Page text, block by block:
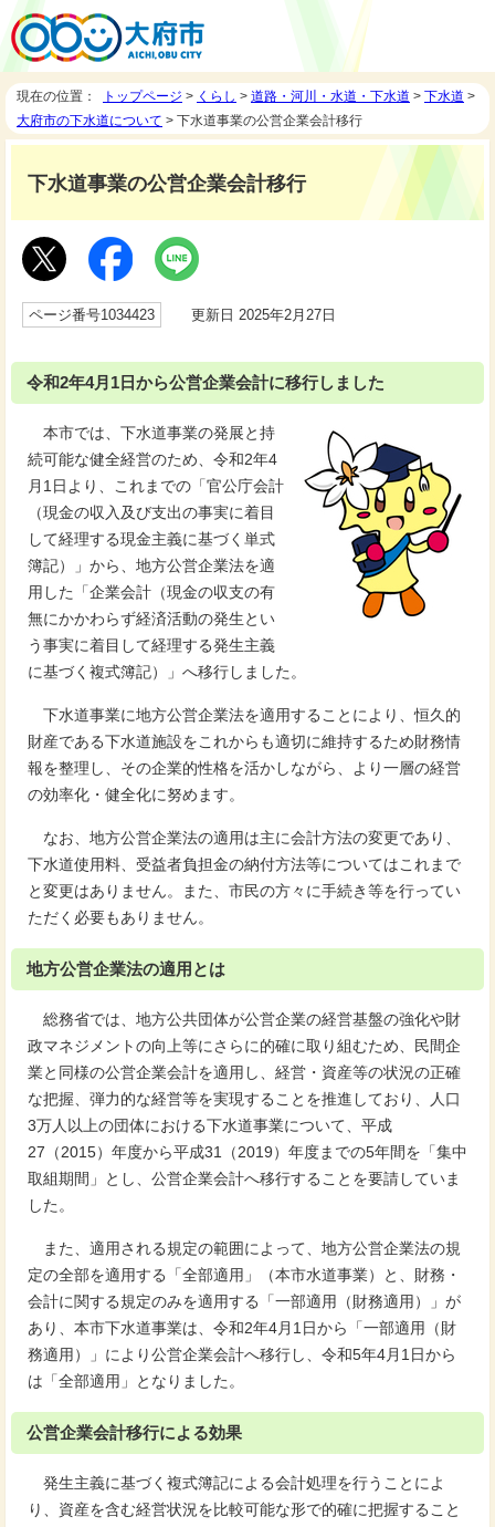
現在の位置： トップページ > くらし > 道路・河川・水道・下水道 > 下水道 >
大府市の下水道について > 下水道事業の公営企業会計移行
下水道事業の公営企業会計移行
ページ番号1034423 更新日 2025年2月27日
令和2年4月1日から公営企業会計に移行しました
本市では、下水道事業の発展と持
続可能な健全経営のため、令和2年4
月1日より、これまでの「官公庁会計
（現金の収入及び支出の事実に着目
して経理する現金主義に基づく単式
簿記）」から、地方公営企業法を適
用した「企業会計（現金の収支の有
無にかかわらず経済活動の発生とい
う事実に着目して経理する発生主義
に基づく複式簿記）」へ移行しました。
下水道事業に地方公営企業法を適用することにより、恒久的
財産である下水道施設をこれからも適切に維持するため財務情
報を整理し、その企業的性格を活かしながら、より一層の経営
の効率化・健全化に努めます。
なお、地方公営企業法の適用は主に会計方法の変更であり、
下水道使用料、受益者負担金の納付方法等についてはこれまで
と変更はありません。また、市民の方々に手続き等を行ってい
ただく必要もありません。
地方公営企業法の適用とは
総務省では、地方公共団体が公営企業の経営基盤の強化や財
政マネジメントの向上等にさらに的確に取り組むため、民間企
業と同様の公営企業会計を適用し、経営・資産等の状況の正確
な把握、弾力的な経営等を実現することを推進しており、人口
3万人以上の団体における下水道事業について、平成
27（2015）年度から平成31（2019）年度までの5年間を「集中
取組期間」とし、公営企業会計へ移行することを要請していま
した。
また、適用される規定の範囲によって、地方公営企業法の規
定の全部を適用する「全部適用」（本市水道事業）と、財務・
会計に関する規定のみを適用する「一部適用（財務適用）」が
あり、本市下水道事業は、令和2年4月1日から「一部適用（財
務適用）」により公営企業会計へ移行し、令和5年4月1日から
は「全部適用」となりました。
公営企業会計移行による効果
発生主義に基づく複式簿記による会計処理を行うことによ
り、資産を含む経営状況を比較可能な形で的確に把握すること